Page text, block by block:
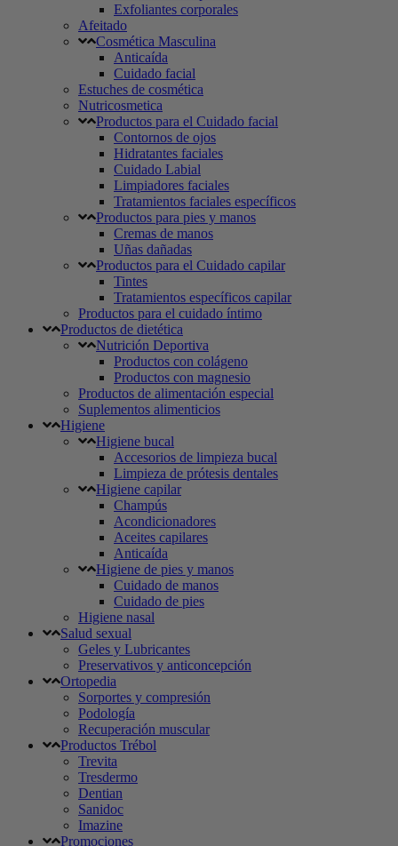
Exfoliantes corporales
Afeitado
Cosmética Masculina
Anticaída
Cuidado facial
Estuches de cosmética
Nutricosmetica
Productos para el Cuidado facial
Contornos de ojos
Hidratantes faciales
Cuidado Labial
Limpiadores faciales
Tratamientos faciales específicos
Productos para pies y manos
Cremas de manos
Uñas dañadas
Productos para el Cuidado capilar
Tintes
Tratamientos específicos capilar
Productos para el cuidado íntimo
Productos de dietética
Nutrición Deportiva
Productos con colágeno
Productos con magnesio
Productos de alimentación especial
Suplementos alimenticios
Higiene
Higiene bucal
Accesorios de limpieza bucal
Limpieza de prótesis dentales
Higiene capilar
Champús
Acondicionadores
Aceites capilares
Anticaída
Higiene de pies y manos
Cuidado de manos
Cuidado de pies
Higiene nasal
Salud sexual
Geles y Lubricantes
Preservativos y anticoncepción
Ortopedia
Sorportes y compresión
Podología
Recuperación muscular
Productos Trébol
Trevita
Tresdermo
Dentian
Sanidoc
Imazine
Promociones